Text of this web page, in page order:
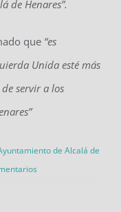
de Henares”.
que “es
Unida esté más
servir a los
de Alcalá de